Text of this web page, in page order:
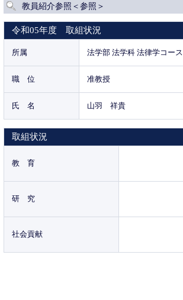
教員紹介参照＜参照＞
令和05年度 取組状況
所属 法学部 法学科 法律学コース
職 位 准教授
氏 名 山羽 祥貴
取組状況
教 育
研 究
社会貢献